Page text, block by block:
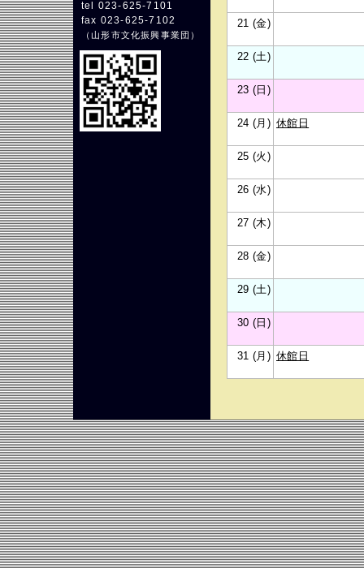
tel 023-625-7101
fax 023-625-7102
（山形市文化振興事業団 ）
21 (金)
22 (土)
23 (日)
24 (月) 休館日
25 (火)
26 (水)
27 (木)
28 (金)
29 (土)
30 (日)
31 (月) 休館日